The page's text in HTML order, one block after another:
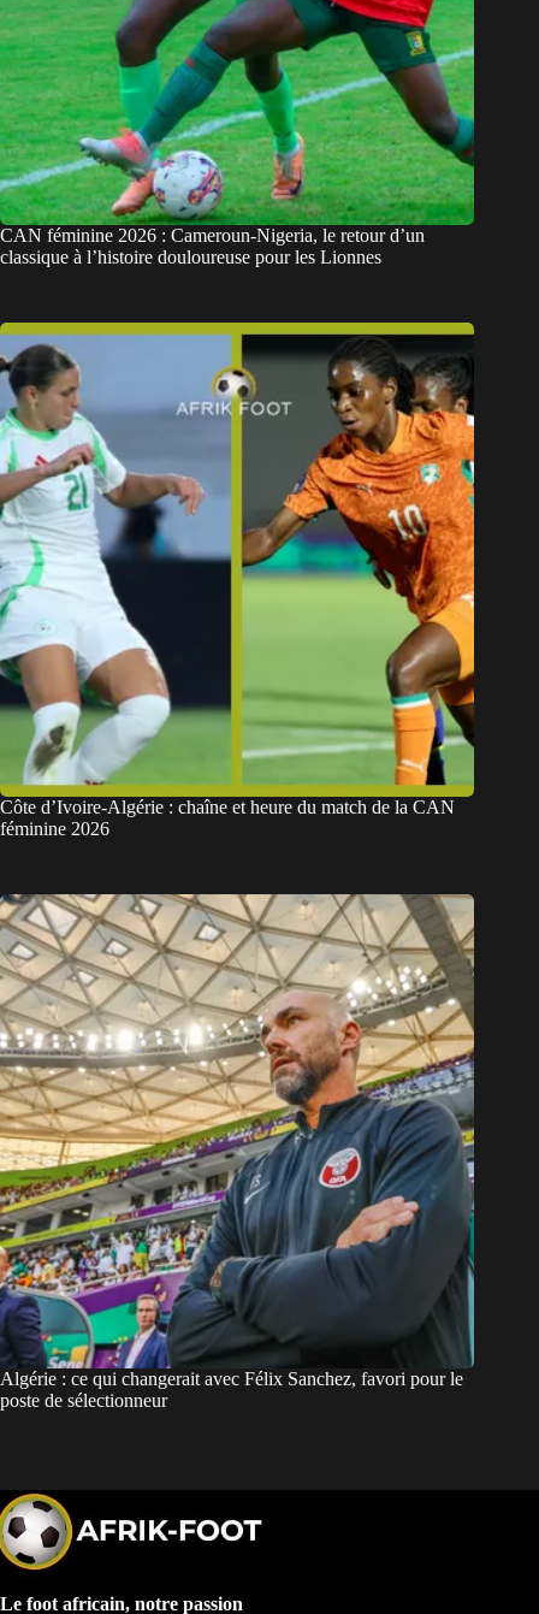
CAN féminine 2026 : Cameroun-Nigeria, le retour d’un
classique à l’histoire douloureuse pour les Lionnes
Côte d’Ivoire-Algérie : chaîne et heure du match de la CAN
féminine 2026
Algérie : ce qui changerait avec Félix Sanchez, favori pour le
poste de sélectionneur
Le foot africain, notre passion